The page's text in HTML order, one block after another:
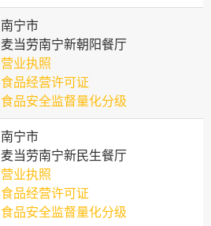
南宁市
麦当劳南宁新朝阳餐厅
营业执照
食品经营许可证
食品安全监督量化分级
南宁市
麦当劳南宁新民生餐厅
营业执照
食品经营许可证
食品安全监督量化分级